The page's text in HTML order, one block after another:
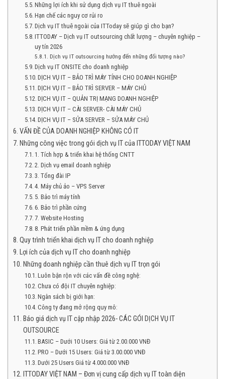
Những lợi ích khi sử dụng dịch vụ IT thuê ngoài
Hạn chế các nguy cơ rủi ro
Dịch vụ IT thuê ngoài của ITToday sẽ giúp gì cho bạn?
ITTODAY – Dịch vụ IT outsourcing chất lượng – chuyên nghiệp –
uy tín 2026
Dịch vụ IT outsourcing hướng đến những đối tượng nào?
Dịch vụ IT ONSITE cho doanh nghiệp
DỊCH VỤ IT – BẢO TRÌ MÁY TÍNH CHO DOANH NGHIỆP
DỊCH VỤ IT – BẢO TRÌ SERVER – MÁY CHỦ
DỊCH VỤ IT – QUẢN TRỊ MẠNG DOANH NGHIỆP
DỊCH VỤ IT – CÀI SERVER- CÀI MÁY CHỦ
DỊCH VỤ IT – SỬA SERVER – SỬA MÁY CHỦ
VẤN ĐỀ CỦA DOANH NGHIỆP KHÔNG CÓ IT
Những công việc trong gói dịch vụ IT của ITTODAY VIỆT NAM
1. Tích hợp & triển khai hệ thống CNTT
2. Dịch vụ email doanh nghiệp
3. Tổng đài IP
4. Máy chủ ảo – VPS Server
5. Bảo trì máy tính
6. Bảo trì phần cứng
7. Website Hosting
8. Phát triển phần mềm & ứng dụng
Quy trình triển khai dịch vụ IT cho doanh nghiệp
Lợi ích của dịch vụ IT cho doanh nghiệp
Những doanh nghiệp cần thuê dịch vụ IT trọn gói
Luôn bận rộn với các vấn đề công nghệ:
Chưa có đội IT chuyên nghiệp:
Ngân sách bị giới hạn:
Công ty đang mở rộng quy mô:
Báo giá dịch vụ IT cập nhập 2026- CÁC GÓI DỊCH VỤ IT
OUTSOURCE
BASIC – Dưới 10 Users: Giá từ 2.00.000 VNĐ
PRO – Dưới 15 Users: Giá từ 3.00.000 VNĐ
Dưới 25 Users Giá từ 4.000.000 VNĐ
ITTODAY VIỆT NAM – Đơn vị cung cấp dịch vụ IT toàn diện